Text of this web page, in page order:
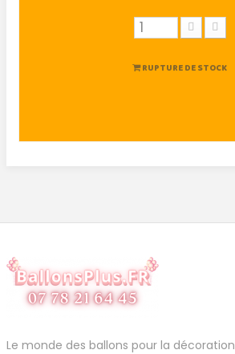
RUPTURE DE STOCK
Le monde des ballons pour la décoration